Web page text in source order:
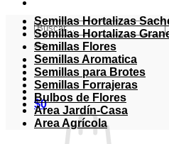
Buscar
por:
$0
Semillas Hortalizas
Semillas Hortalizas
Semillas Flores
Semillas Aromatica
Semillas para Brotes
Semillas Forrajeras
Bulbos de Flores
Area Jardín-Casa
Area Agrícola